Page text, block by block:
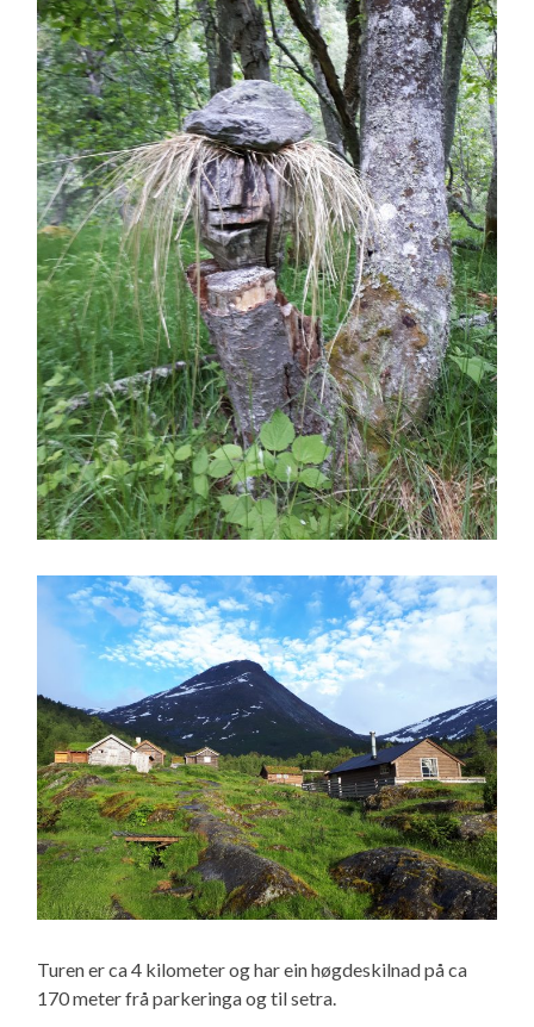
Turen er ca 4 kilometer og har ein høgdeskilnad på ca
170 meter frå parkeringa og til setra.